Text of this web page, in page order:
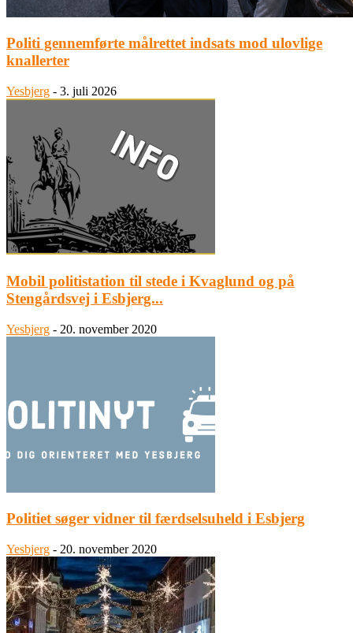
Politi gennemførte målrettet indsats mod ulovlige
knallerter
Yesbjerg - 3. juli 2026
Mobil politistation til stede i Kvaglund og på
Stengårdsvej i Esbjerg...
Yesbjerg - 20. november 2020
Politiet søger vidner til færdselsuheld i Esbjerg
Yesbjerg - 20. november 2020